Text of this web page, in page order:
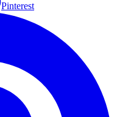
Pinterest